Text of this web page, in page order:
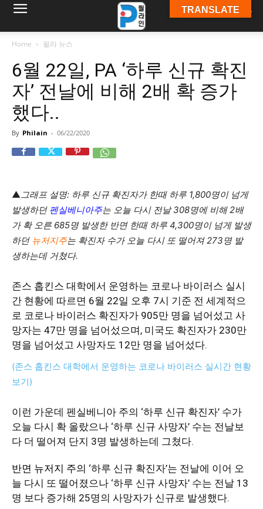
Home 필라 뉴스
6월 22일, PA ‘하루 신규 확진
자’ 전날에 비해 2배 확 증가
했다..
By Philain - 06/22/2020
▲그래프 설명: 하루 신규 확진자가 한때 하루 1,800명이 넘게
발생하던 펜실베니아주는 오늘 다시 전날 308명에 비해 2배
가 확 오른 685명 발생한 반면 한때 하루 4,300명이 넘게 발생
하던 뉴저지주는 확진자 수가 오늘 다시 또 떨어져 273명 발
생하는데 거쳤다.
존스 홉킨스 대학에서 운영하는 코로나 바이러스 실시
간 현황에 따르면 6월 22일 오후 7시 기준 전 세계적으
로 코로나 바이러스 확진자가 905만 명을 넘어섰고 사
망자는 47만 명을 넘어섰으며, 미국도 확진자가 230만
명을 넘어섰고 사망자도 12만 명을 넘어섰다.
(존스 홉킨스 대학에서 운영하는 코로나 바이러스 실시간 현황
보기)
이런 가운데 펜실베니아 주의 ‘하루 신규 확진자’ 수가
오늘 다시 확 올랐으나 ‘하루 신규 사망자’ 수는 전날보
다 더 떨어져 단지 3명 발생하는데 그쳤다.
반면 뉴저지 주의 ‘하루 신규 확진자’는 전날에 이어 오
늘 다시 또 떨어졌으나 ‘하루 신규 사망자’ 수는 전날 13
명 보다 증가해 25명의 사망자가 신규로 발생했다.
TRANSLATE